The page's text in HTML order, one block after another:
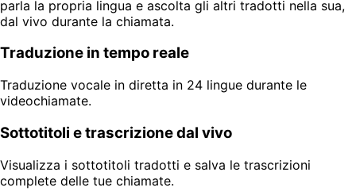
parla la propria lingua e ascolta gli altri tradotti nella sua,
dal vivo durante la chiamata.
Traduzione in tempo reale
Traduzione vocale in diretta in 24 lingue durante le
videochiamate.
Sottotitoli e trascrizione dal vivo
Visualizza i sottotitoli tradotti e salva le trascrizioni
complete delle tue chiamate.